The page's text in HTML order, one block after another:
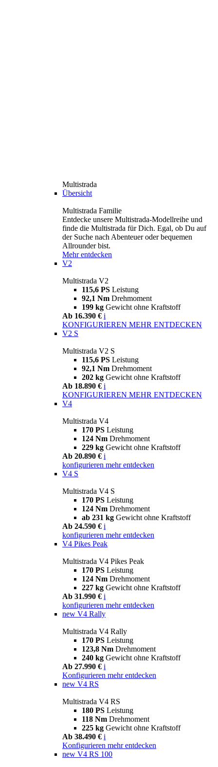
Multistrada
Übersicht
Multistrada Familie
Entdecke unsere Multistrada-Modellreihe und
finde die Multistrada für Dich. Egal, ob Du auf
der Suche nach Abenteuer oder bequemen
Allrounder bist.
Mehr entdecken
V2
Multistrada V2
115,6 PS Leistung
92,1 Nm Drehmoment
199 kg Gewicht ohne Kraftstoff
Ab 16.390 € i
KONFIGURIEREN MEHR ENTDECKEN
V2 S
Multistrada V2 S
115,6 PS Leistung
92,1 Nm Drehmoment
202 kg Gewicht ohne Kraftstoff
Ab 18.890 € i
KONFIGURIEREN MEHR ENTDECKEN
V4
Multistrada V4
170 PS Leistung
124 Nm Drehmoment
229 kg Gewicht ohne Kraftstoff
Ab 20.890 € i
konfigurieren mehr entdecken
V4 S
Multistrada V4 S
170 PS Leistung
124 Nm Drehmoment
ab 231 kg Gewicht ohne Kraftstoff
Ab 24.590 € i
konfigurieren mehr entdecken
V4 Pikes Peak
Multistrada V4 Pikes Peak
170 PS Leistung
124 Nm Drehmoment
227 kg Gewicht ohne Kraftstoff
Ab 31.990 € i
konfigurieren mehr entdecken
new V4 Rally
Multistrada V4 Rally
170 PS Leistung
123,8 Nm Drehmoment
240 kg Gewicht ohne Kraftstoff
Ab 27.990 € i
Konfigurieren mehr entdecken
new V4 RS
Multistrada V4 RS
180 PS Leistung
118 Nm Drehmoment
225 kg Gewicht ohne Kraftstoff
Ab 38.490 € i
Konfigurieren mehr entdecken
new V4 RS 100